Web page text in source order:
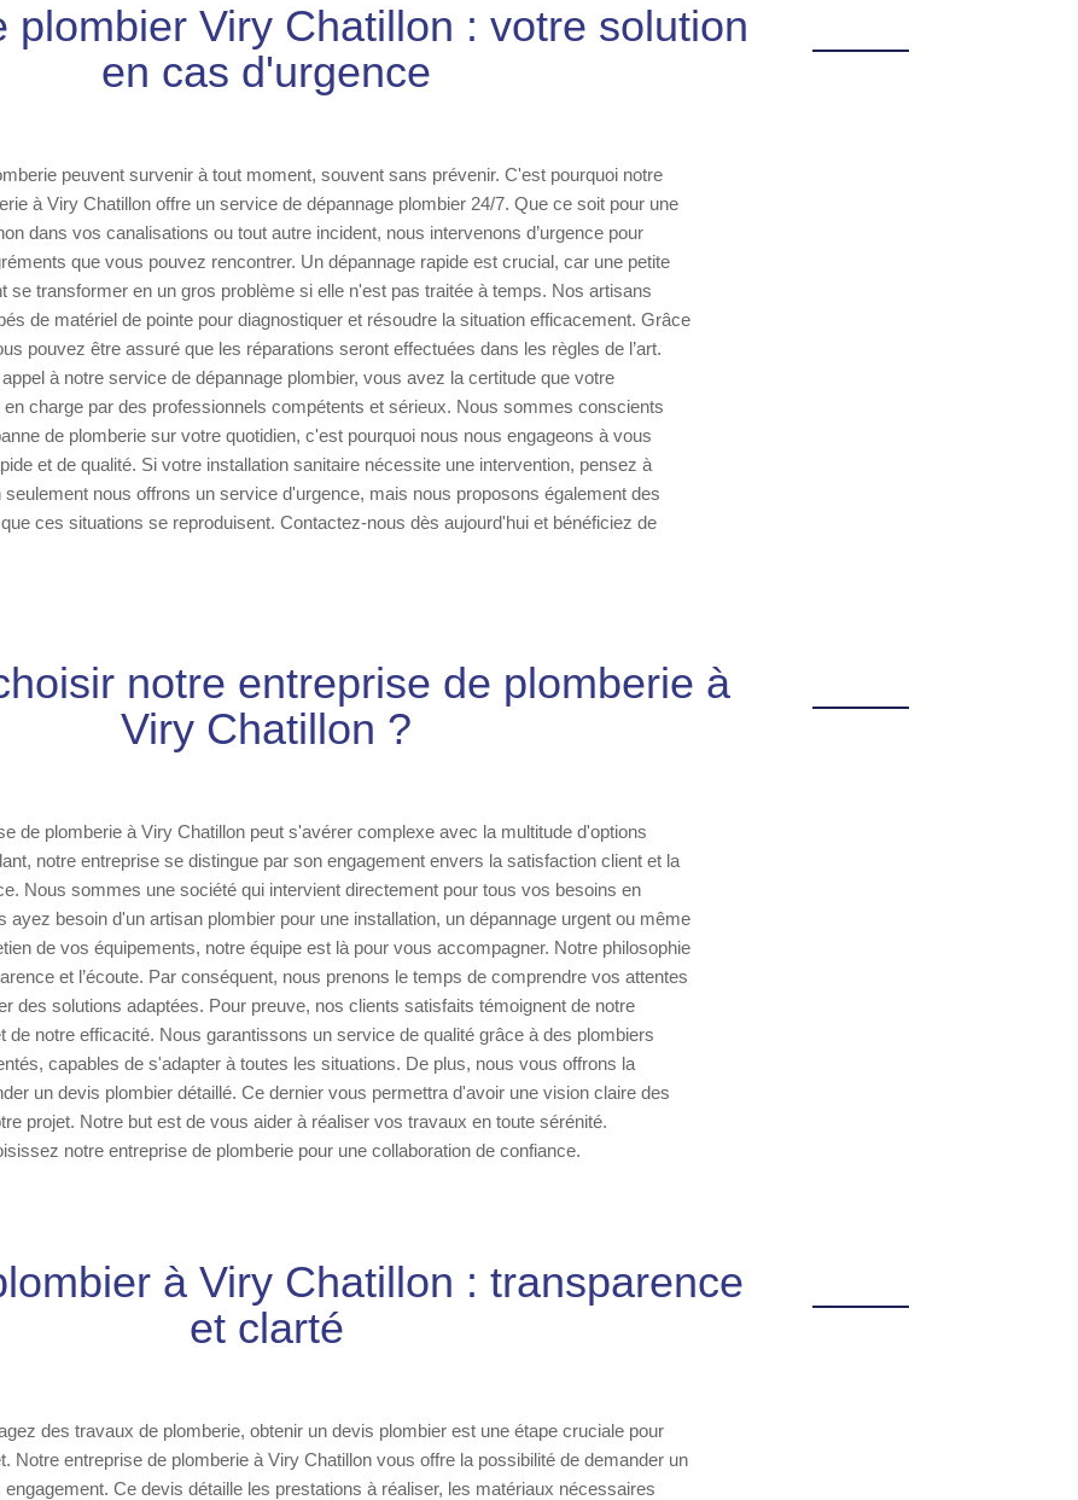
plombier Viry Chatillon : votre solution
en cas d'urgence
peuvent survenir à tout moment, souvent sans prévenir. C'est pourquoi notre
à Viry Chatillon offre un service de dépannage plombier 24/7. Que ce soit pour une
dans vos canalisations ou tout autre incident, nous intervenons d’urgence pour
que vous pouvez rencontrer. Un dépannage rapide est crucial, car une petite
se transformer en un gros problème si elle n'est pas traitée à temps. Nos artisans
de matériel de pointe pour diagnostiquer et résoudre la situation efficacement. Grâce
pouvez être assuré que les réparations seront effectuées dans les règles de l’art.
à notre service de dépannage plombier, vous avez la certitude que votre
charge par des professionnels compétents et sérieux. Nous sommes conscients
de plomberie sur votre quotidien, c'est pourquoi nous nous engageons à vous
et de qualité. Si votre installation sanitaire nécessite une intervention, pensez à
seulement nous offrons un service d'urgence, mais nous proposons également des
ces situations se reproduisent. Contactez-nous dès aujourd'hui et bénéficiez de
notre entreprise de plomberie à
Viry Chatillon ?
de plomberie à Viry Chatillon peut s'avérer complexe avec la multitude d'options
notre entreprise se distingue par son engagement envers la satisfaction client et la
Nous sommes une société qui intervient directement pour tous vos besoins en
ayez besoin d'un artisan plombier pour une installation, un dépannage urgent ou même
de vos équipements, notre équipe est là pour vous accompagner. Notre philosophie
et l’écoute. Par conséquent, nous prenons le temps de comprendre vos attentes
des solutions adaptées. Pour preuve, nos clients satisfaits témoignent de notre
de notre efficacité. Nous garantissons un service de qualité grâce à des plombiers
capables de s'adapter à toutes les situations. De plus, nous vous offrons la
un devis plombier détaillé. Ce dernier vous permettra d'avoir une vision claire des
projet. Notre but est de vous aider à réaliser vos travaux en toute sérénité.
notre entreprise de plomberie pour une collaboration de confiance.
à Viry Chatillon : transparence
et clarté
des travaux de plomberie, obtenir un devis plombier est une étape cruciale pour
Notre entreprise de plomberie à Viry Chatillon vous offre la possibilité de demander un
Ce devis détaille les prestations à réaliser, les matériaux nécessaires